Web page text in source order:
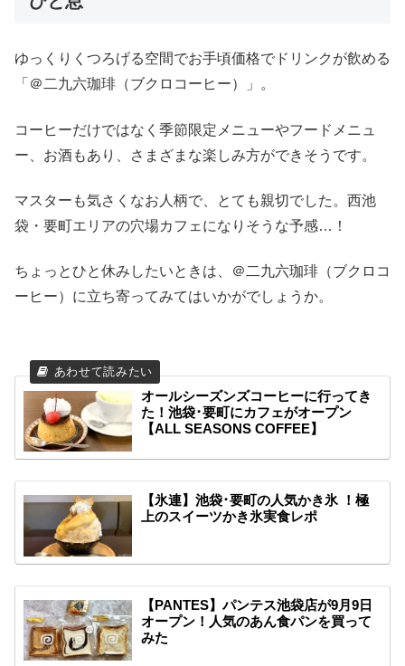
ゆっくりくつろげる空間でお手頃価格でドリンクが飲める
「＠二九六珈琲（ブクロコーヒー）」。
コーヒーだけではなく季節限定メニューやフードメニュ
ー、お酒もあり、さまざまな楽しみ方ができそうです。
マスターも気さくなお人柄で、とても親切でした。西池
袋・要町エリアの穴場カフェになりそうな予感…！
ちょっとひと休みしたいときは、＠二九六珈琲（ブクロコ
ーヒー）に立ち寄ってみてはいかがでしょうか。
オールシーズンズコーヒーに行ってき
た！池袋･要町にカフェがオープン
【ALL SEASONS COFFEE】
【氷連】池袋･要町の人気かき氷 ！極
上のスイーツかき氷実食レポ
【PANTES】パンテス池袋店が9月9日
オープン！人気のあん食パンを買って
みた